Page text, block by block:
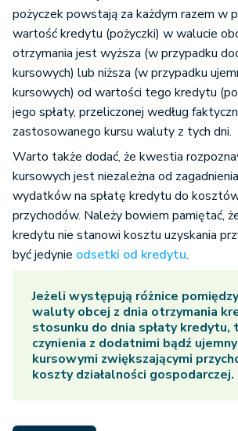
pożyczek powstają za każdym razem w
wartość kredytu (pożyczki) w walucie
otrzymania jest wyższa (w przypadku
kursowych) lub niższa (w przypadku
kursowych) od wartości tego kredytu
jego spłaty, przeliczonej według
zastosowanego kursu waluty z tych dni.
Warto także dodać, że kwestia
kursowych jest niezależna od
wydatków na spłatę kredytu do
przychodów. Należy bowiem pamiętać,
kredytu nie stanowi kosztu uzyskania
być jedynie odsetki od kredytu.
Jeżeli występują różnice
waluty obcej z dnia otrzymania
stosunku do dnia spłaty kredytu,
czynienia z dodatnimi bądź
kursowymi zwiększającymi
koszty działalności gospodarczej.